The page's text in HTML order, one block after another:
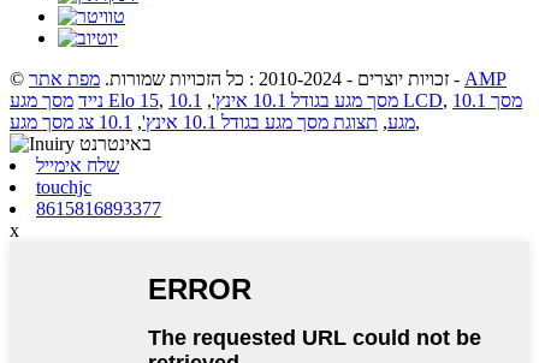
© זכויות יוצרים - 2010-2024 : כל הזכויות שמורות. מפת אתר - AMP
נייד מסך מגע Elo 15, מסך מגע בגודל 10.1 אינץ' , 10.1 LCD, 10.1 מסך
מגע, תצוגת מסך מגע בגודל 10.1 אינץ' , 10.1 צג מסך מגע ,
שלח אימייל
touchjc
8615816893377
x